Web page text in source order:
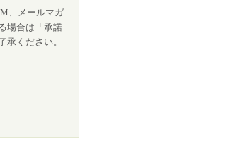
、メールマガ
場合は「承諾
ください。